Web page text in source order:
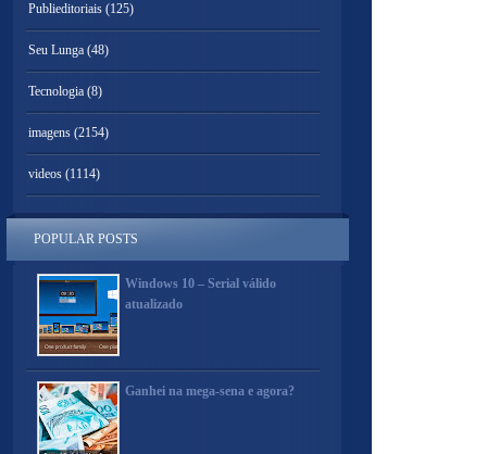
Publieditoriais (125)
Seu Lunga (48)
Tecnologia (8)
imagens (2154)
videos (1114)
POPULAR POSTS
Windows 10 – Serial válido
atualizado
Ganhei na mega-sena e agora?